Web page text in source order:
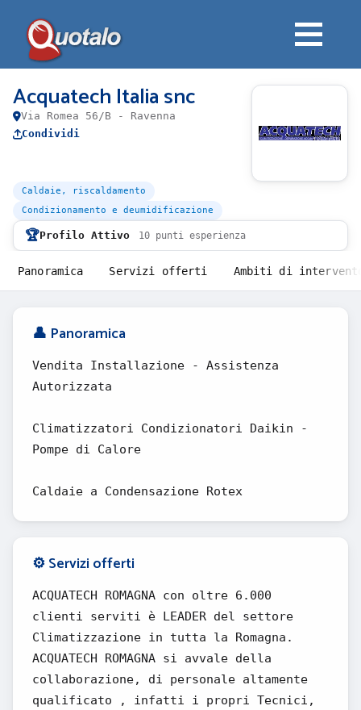
Acquatech Italia snc
Via Romea 56/B - Ravenna
Condividi
Caldaie, riscaldamento
Condizionamento e deumidificazione
🏆Profilo Attivo 10 punti esperienza
Panoramica Servizi offerti Ambiti di
👤 Panoramica
Vendita Installazione - Assistenza
Autorizzata
Climatizzatori Condizionatori Daikin -
Pompe di Calore
Caldaie a Condensazione Rotex
⚙️ Servizi offerti
ACQUATECH ROMAGNA con oltre 6.000
clienti serviti è LEADER del settore
Climatizzazione in tutta la Romagna.
ACQUATECH ROMAGNA si avvale della
collaborazione, di personale altamente
qualificato , infatti i propri Tecnici,